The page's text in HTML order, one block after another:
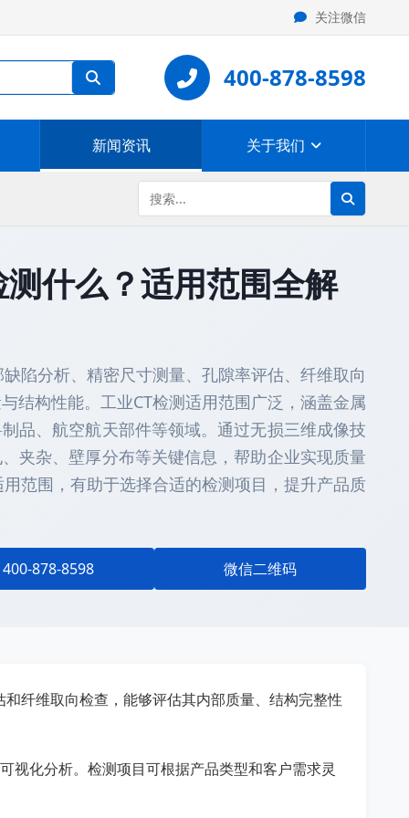
关注微信
400-878-8598
新闻资讯 关于我们
什么？适用范围全解
陷分析、精密尺寸测量、孔隙率评估、纤维取向
结构性能。工业CT检测适用范围广泛，涵盖金属
品、航空航天部件等领域。通过无损三维成像技
夹杂、壁厚分布等关键信息，帮助企业实现质量
范围，有助于选择合适的检测项目，提升产品质
400-878-8598 微信二维码
纤维取向检查，能够评估其内部质量、结构完整性
视化分析。检测项目可根据产品类型和客户需求灵